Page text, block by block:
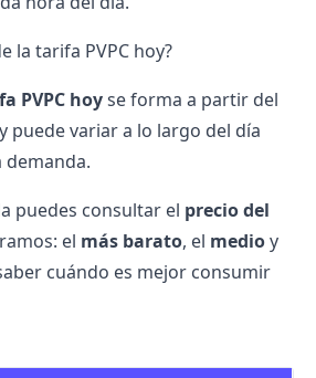
la tarifa PVPC hoy?
PVPC hoyse forma a partir del
puede variar a lo largo del día
demanda.
puedes consultar el precio del
el más barato, el medioy
cuándo es mejor consumir